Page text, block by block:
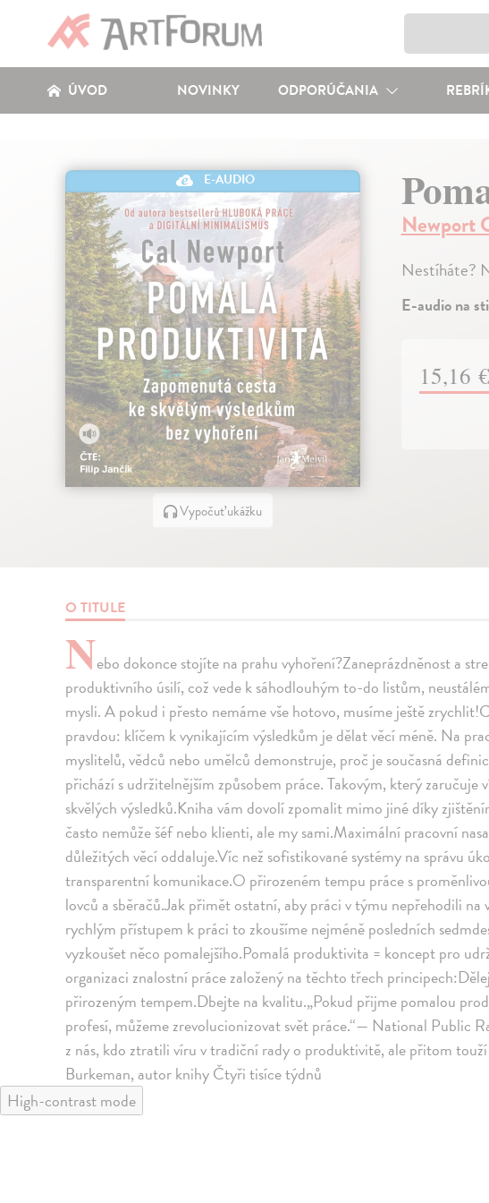
ÚVOD NOVINKY ODPORÚČANIA
E-AUDIO
Vypočuť ukážku
Newport
Nestíháte?
E-audio na
15,16 €
O TITULE
Nebo dokonce stojíte na prahu vyhoření?Zaneprázdněnost a
produktivního úsilí, což vede k sáhodlouhým to-do listům,
mysli. A pokud i přesto nemáme vše hotovo, musíme ještě
pravdou: klíčem k vynikajícím výsledkům je dělat věcí méně. Na
myslitelů, vědců nebo umělců demonstruje, proč je současná
přichází s udržitelnějším způsobem práce. Takovým, který zaručuje
skvělých výsledků.Kniha vám dovolí zpomalit mimo jiné díky
často nemůže šéf nebo klienti, ale my sami.Maximální pracovní
důležitých věcí oddaluje.Víc než sofistikované systémy na správu
transparentní komunikace.O přirozeném tempu práce s
lovců a sběračů.Jak přimět ostatní, aby práci v týmu nepřehodili na
rychlým přístupem k práci to zkoušíme nejméně posledních
vyzkoušet něco pomalejšího.Pomalá produktivita = koncept pro
organizaci znalostní práce založený na těchto třech
přirozeným tempem.Dbejte na kvalitu.„Pokud přijme pomalou
profesí, můžeme zrevolucionizovat svět práce.“— National Public
z nás, kdo ztratili víru v tradiční rady o produktivitě, ale přitom
Burkeman, autor knihy Čtyři tisíce týdnů
High-contrast mode